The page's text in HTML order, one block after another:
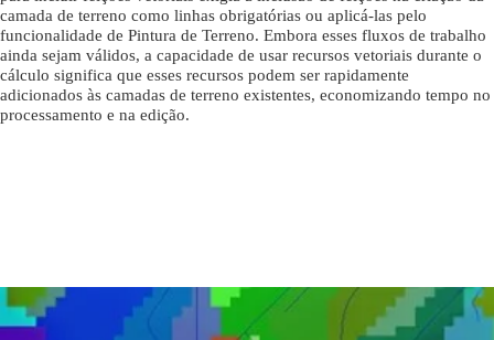
camada de terreno como linhas obrigatórias ou aplicá-las pelo
funcionalidade de Pintura de Terreno. Embora esses fluxos de trabalho
ainda sejam válidos, a capacidade de usar recursos vetoriais durante o
cálculo significa que esses recursos podem ser rapidamente
adicionados às camadas de terreno existentes, economizando tempo no
processamento e na edição.